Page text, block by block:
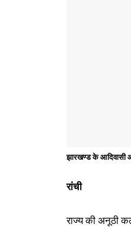
झारखण्ड के आदिवासी
रांची
राज्य की अनूठी